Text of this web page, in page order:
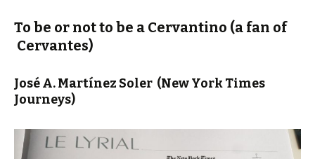
To be or not to be a Cervantino (a fan of
Cervantes)
José A. Martínez Soler (New York Times
Journeys)